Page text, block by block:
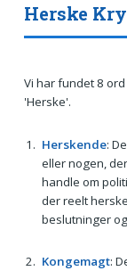
Herske
Vi har fundet 8
'Herske'.
Herskende:
eller nogen,
handle om
der reelt
beslutninger
Kongemagt: